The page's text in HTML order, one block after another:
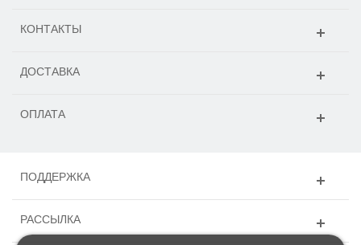
КОНТАКТЫ
ДОСТАВКА
ОПЛАТА
ПОДДЕРЖКА
РАССЫЛКА